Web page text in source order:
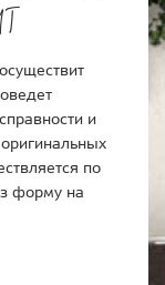
и
по
форму на